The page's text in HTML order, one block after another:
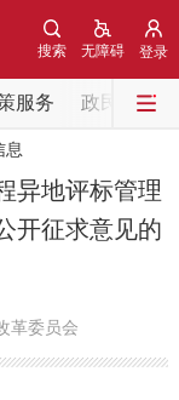
登录
无障碍
搜索
服务 政民互动
部门动态
息
异地评标管理
开征求意见的
革委员会